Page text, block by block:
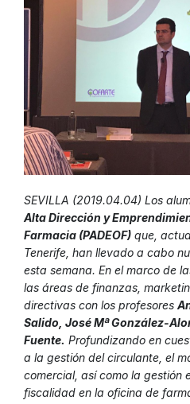
SEVILLA (2019.04.04) Los
Alta Dirección y
Farmacia (PADEOF) que,
Tenerife, han llevado a cabo
esta semana. En el marco de
las áreas de finanzas,
directivas con los profesores
Salido, José Mª González-
Fuente. Profundizando en
a la gestión del circulante, el
comercial, así como la gestión
fiscalidad en la oficina de